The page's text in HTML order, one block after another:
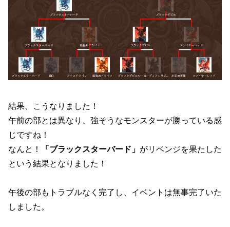
結果、こうなりました！
午前の部とは異なり、強そうなモンスターが勝っている感
じですね！
なんと！
「ブラックスターバード」 がリベンジを果たした
という結果となりました！
午後の部もトラブルなく完了し、イベントは無事完了いた
しました。